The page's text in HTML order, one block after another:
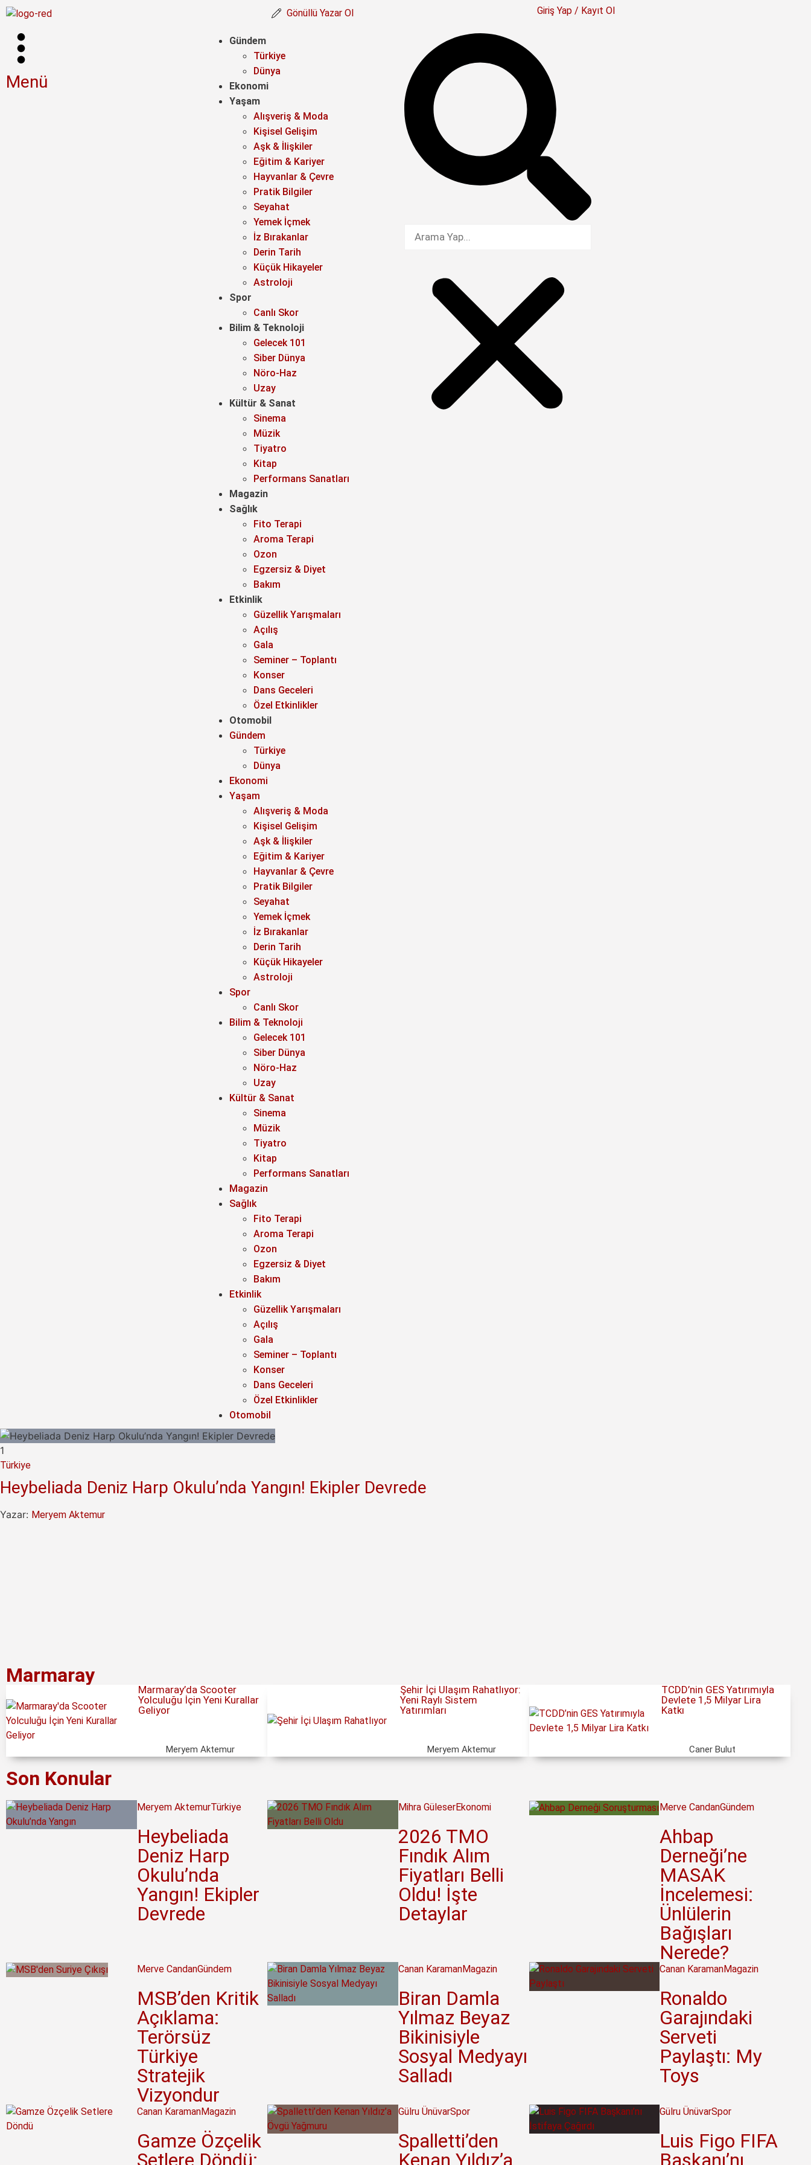
Gönüllü Yazar Ol Giriş Yap / Kayıt Ol
Menü
Gündem
Türkiye
Dünya
Ekonomi
Yaşam
Alışveriş & Moda
Kişisel Gelişim
Aşk & İlişkiler
Eğitim & Kariyer
Hayvanlar & Çevre
Pratik Bilgiler
Seyahat
Yemek İçmek
İz Bırakanlar
Derin Tarih
Küçük Hikayeler
Astroloji
Spor
Canlı Skor
Bilim & Teknoloji
Gelecek 101
Siber Dünya
Nöro-Haz
Uzay
Kültür & Sanat
Sinema
Müzik
Tiyatro
Kitap
Performans Sanatları
Magazin
Sağlık
Fito Terapi
Aroma Terapi
Ozon
Egzersiz & Diyet
Bakım
Etkinlik
Güzellik Yarışmaları
Açılış
Gala
Seminer – Toplantı
Konser
Dans Geceleri
Özel Etkinlikler
Otomobil
Gündem
Türkiye
Dünya
Ekonomi
Yaşam
Alışveriş & Moda
Kişisel Gelişim
Aşk & İlişkiler
Eğitim & Kariyer
Hayvanlar & Çevre
Pratik Bilgiler
Seyahat
Yemek İçmek
İz Bırakanlar
Derin Tarih
Küçük Hikayeler
Astroloji
Spor
Canlı Skor
Bilim & Teknoloji
Gelecek 101
Siber Dünya
Nöro-Haz
Uzay
Kültür & Sanat
Sinema
Müzik
Tiyatro
Kitap
Performans Sanatları
Magazin
Sağlık
Fito Terapi
Aroma Terapi
Ozon
Egzersiz & Diyet
Bakım
Etkinlik
Güzellik Yarışmaları
Açılış
Gala
Seminer – Toplantı
Konser
Dans Geceleri
Özel Etkinlikler
Otomobil
1
Türkiye
Heybeliada Deniz Harp Okulu’nda Yangın! Ekipler Devrede
Yazar: Meryem Aktemur
Marmaray
Marmaray’da Scooter
Yolculuğu İçin Yeni Kurallar
Geliyor
Meryem Aktemur
Şehir İçi Ulaşım Rahatlıyor:
Yeni Raylı Sistem
Yatırımları
Meryem Aktemur
TCDD’nin GES Yatırımıyla
Devlete 1,5 Milyar Lira
Katkı
Caner Bulut
Son Konular
Meryem AktemurTürkiye
Heybeliada
Deniz Harp
Okulu’nda
Yangın! Ekipler
Devrede
Mihra GüleserEkonomi
2026 TMO
Fındık Alım
Fiyatları Belli
Oldu! İşte
Detaylar
Merve CandanGündem
Ahbap
Derneği’ne
MASAK
İncelemesi:
Ünlülerin
Bağışları
Nerede?
Merve CandanGündem
MSB’den Kritik
Açıklama:
Terörsüz
Türkiye
Stratejik
Vizyondur
Canan KaramanMagazin
Biran Damla
Yılmaz Beyaz
Bikinisiyle
Sosyal Medyayı
Salladı
Canan KaramanMagazin
Ronaldo
Garajındaki
Serveti
Paylaştı: My
Toys
Canan KaramanMagazin
Gamze Özçelik
Setlere Döndü:
Gülru ÜnüvarSpor
Spalletti’den
Kenan Yıldız’a
Gülru ÜnüvarSpor
Luis Figo FIFA
Başkanı’nı